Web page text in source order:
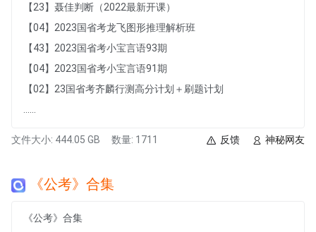
【23】聂佳判断（2022最新开课）
【04】2023国省考龙飞图形推理解析班
【43】2023国省考小宝言语93期
【04】2023国省考小宝言语91期
【02】23国省考齐麟行测高分计划＋刷题计划
文件大小: 444.05 GB 数量: 1711 神秘网友
反馈
《公考》合集
《公考》合集